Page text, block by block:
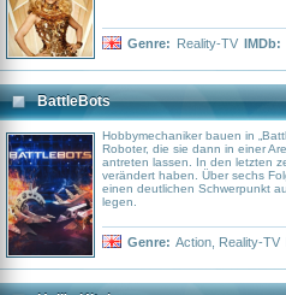
Genre: Reality-TV IMDb:
BattleBots
Hobbymechaniker bauen in
Roboter, die sie dann in einer
antreten lassen. In den letzten
verändert haben. Über sechs
einen deutlichen Schwerpunkt
legen.
Genre: Action Reality-TV